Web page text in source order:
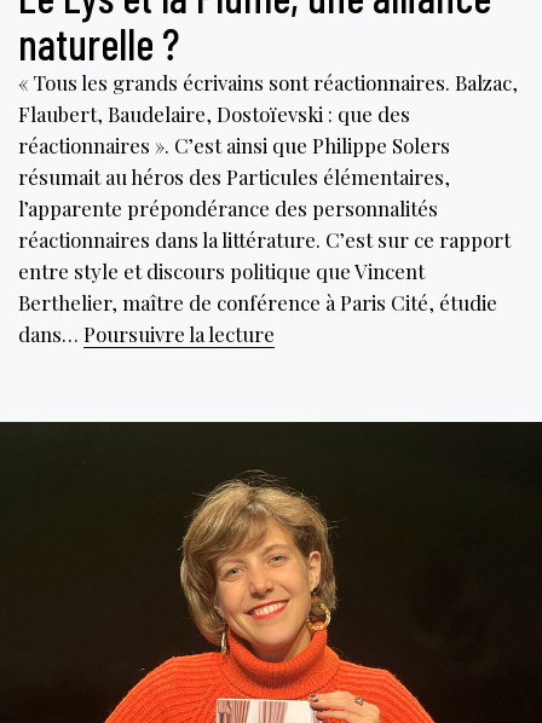
naturelle ?
« Tous les grands écrivains sont réactionnaires. Balzac,
Flaubert, Baudelaire, Dostoïevski : que des
réactionnaires ». C’est ainsi que Philippe Solers
résumait au héros des Particules élémentaires,
l’apparente prépondérance des personnalités
réactionnaires dans la littérature. C’est sur ce rapport
entre style et discours politique que Vincent
Berthelier, maître de conférence à Paris Cité, étudie
dans… Poursuivre la lecture
la
une
alliance
naturelle
?